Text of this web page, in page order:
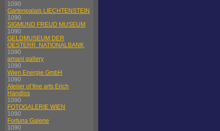
1090
Gartenpalais LIECHTENSTEIN
1090
SIGMUND FREUD MUSEUM
1090
GELDMUSEUM DER
OESTERR. NATIONALBANK
1090
amani gallery
1090
Wien Energie GmbH
1090
Atelier of fine arts Erich
Handlos
1090
FOTOGALERIE WIEN
1090
Fortuna Galerie
1090